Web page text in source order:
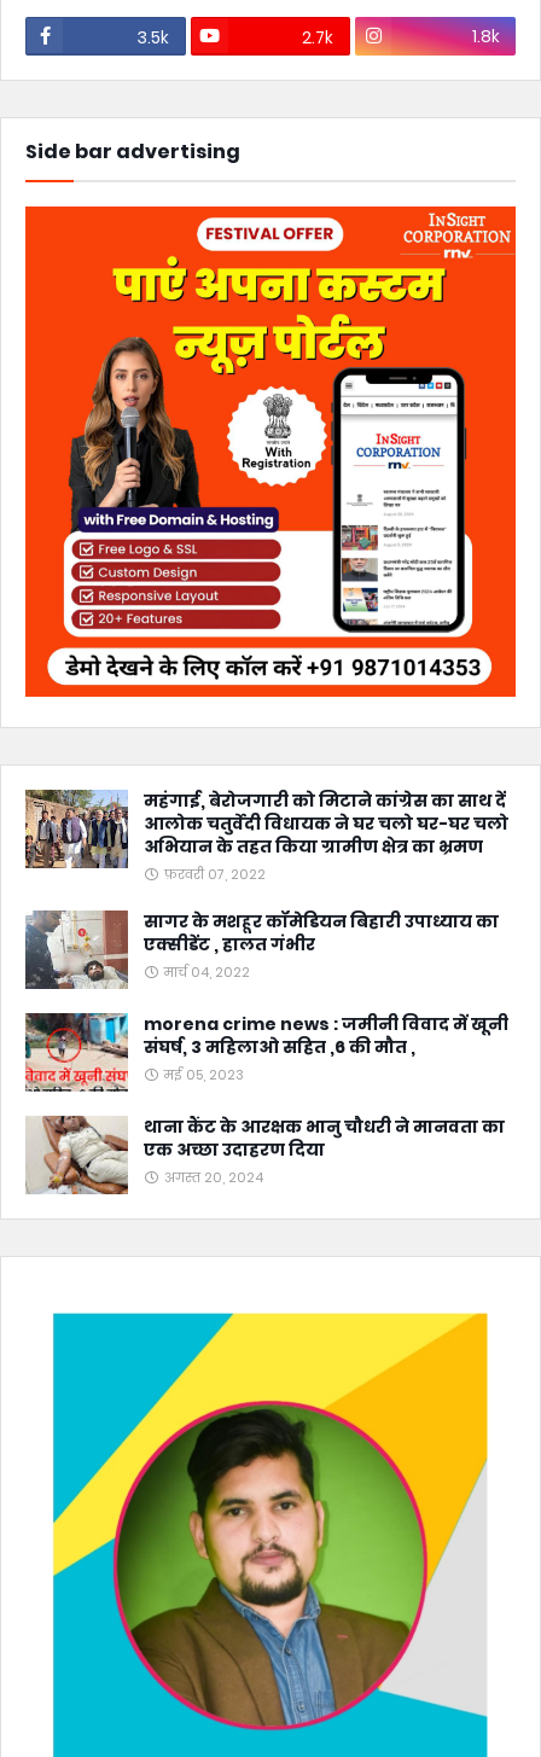
3.5k 2.7k 1.8k
Side bar advertising
महंगाई, बेरोजगारी को मिटाने कांग्रेस का साथ दें
आलोक चतुर्वेदी विधायक ने घर चलो घर-घर चलो
अभियान के तहत किया ग्रामीण क्षेत्र का भ्रमण
फ़रवरी 07, 2022
सागर के मशहूर कॉमेडियन बिहारी उपाध्याय का
एक्सीडेंट , हालत गंभीर
मार्च 04, 2022
morena crime news : जमीनी विवाद में खूनी
संघर्ष, 3 महिलाओ सहित ,6 की मौत ,
मई 05, 2023
थाना कैंट के आरक्षक भानु चौधरी ने मानवता का
एक अच्छा उदाहरण दिया
अगस्त 20, 2024